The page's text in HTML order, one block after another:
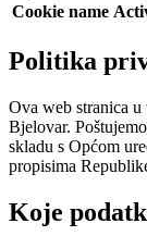
Cookie name
Politika
Ova web stranica
Bjelovar.
skladu s Općom
propisima
Koje